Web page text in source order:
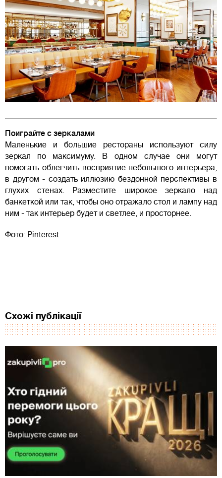
Поиграйте с зеркалами
Маленькие и большие рестораны используют силу
зеркал по максимуму. В одном случае они могут
помогать облегчить восприятие небольшого интерьера,
в другом - создать иллюзию бездонной перспективы в
глухих стенах. Разместите широкое зеркало над
банкеткой или так, чтобы оно отражало стол и лампу над
ним - так интерьер будет и светлее, и просторнее.
Фото: Pinterest
Схожі публікації